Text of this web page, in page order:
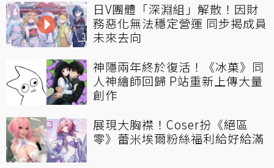
日V團體「深淵組」解散！因財
務惡化無法穩定營運 同步揭成員
未來去向
神隱兩年終於復活！《冰菓》同
人神繪師回歸 P站重新上傳大量
創作
展現大胸襟！Coser扮《絕區
零》蕾米埃爾粉絲福利給好給滿